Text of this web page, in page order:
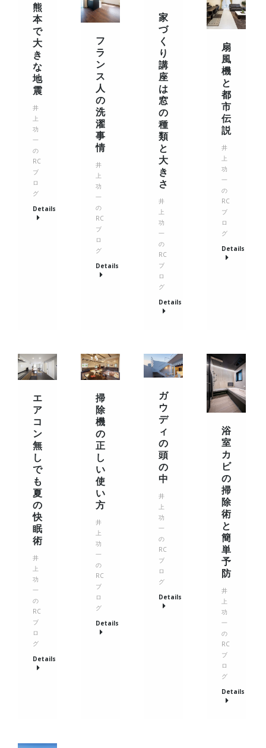
熊
本
で
大
き
な
地
震
井
上
功
一
の
RC
ブ
ロ
グ
Details
フ
ラ
ン
ス
人
の
洗
濯
事
情
井
上
功
一
の
RC
ブ
ロ
グ
Details
家
づ
く
り
講
座
は
窓
の
種
類
と
大
き
さ
井
上
功
一
の
RC
ブ
ロ
グ
Details
扇
風
機
と
都
市
伝
説
井
上
功
一
の
RC
ブ
ロ
グ
Details
エ
ア
コ
ン
無
し
で
も
夏
の
快
眠
術
井
上
功
一
の
RC
ブ
ロ
グ
Details
掃
除
機
の
正
し
い
使
い
方
井
上
功
一
の
RC
ブ
ロ
グ
Details
ガ
ウ
デ
ィ
の
頭
の
中
井
上
功
一
の
RC
ブ
ロ
グ
Details
浴
室
カ
ビ
の
掃
除
術
と
簡
単
予
防
井
上
功
一
の
RC
ブ
ロ
グ
Details